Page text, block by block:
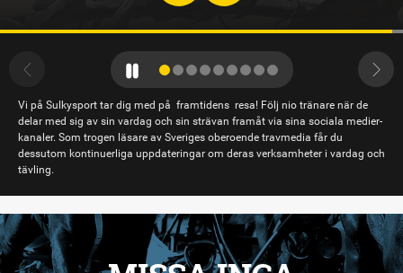
Vi på Sulkysport tar dig med på framtidens resa! Följ nio tränare när de
delar med sig av sin vardag och sin strävan framåt via sina sociala medier-
kanaler. Som trogen läsare av Sveriges oberoende travmedia får du
dessutom kontinuerliga uppdateringar om deras verksamheter i vardag och
tävling.